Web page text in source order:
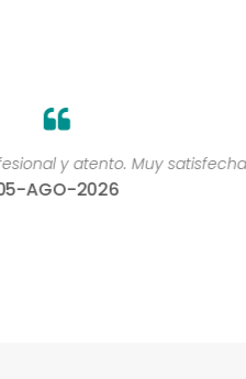
y atento. Muy satisfecha ”
AGO-2026